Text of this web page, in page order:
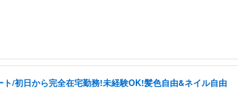
/初日から完全在宅勤務!未経験OK!髪色自由&ネイル自由